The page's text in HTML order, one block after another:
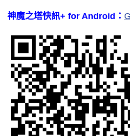
神魔之塔快訊+ for Android：